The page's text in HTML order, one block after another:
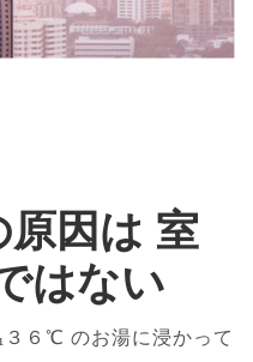
原因は 室
はない
６℃ のお湯に浸かって